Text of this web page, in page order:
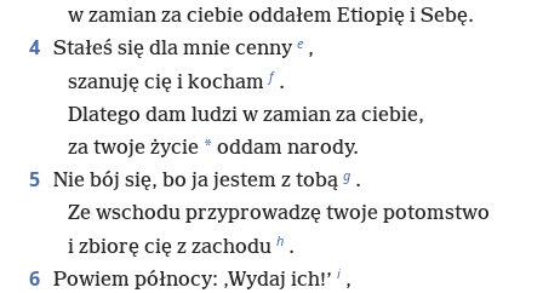
w zamian za ciebie oddałem Etiopię i Sebę.
4 Stałeś się dla mnie cenny e ,
szanuję cię i kocham f .
Dlatego dam ludzi w zamian za ciebie,
za twoje życie * oddam narody.
5 Nie bój się, bo ja jestem z tobą g .
Ze wschodu przyprowadzę twoje potomstwo
i zbiorę cię z zachodu h .
6 Powiem północy: ‚Wydaj ich!’ i ,